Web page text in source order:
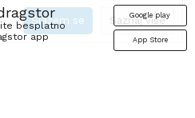
besplatno
app
Google play
App Store
Ulje i tečnosti
Saznaj više
Slažem se